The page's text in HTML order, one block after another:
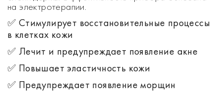
на электротерапии.
✅ Стимулирует восстановительные процессы
в клетках кожи
✅ Лечит и предупреждает появление акне
✅ Повышает эластичность кожи
✅ Предупреждает появление морщин